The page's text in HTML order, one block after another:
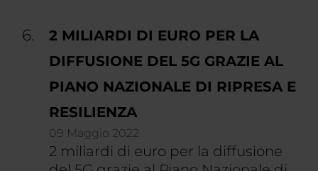
2 MILIARDI DI EURO PER LA
DIFFUSIONE DEL 5G GRAZIE AL
PIANO NAZIONALE DI RIPRESA E
RESILIENZA
09 Maggio 2022
2 miliardi di euro per la diffusione